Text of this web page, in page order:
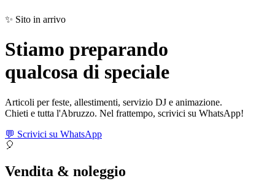
✨ Sito in arrivo
Stiamo preparando
qualcosa di speciale
Articoli per feste, allestimenti, servizio DJ e animazione.
Chieti e tutta l'Abruzzo. Nel frattempo, scrivici su WhatsApp!
💬 Scrivici su WhatsApp
🎈
Vendita & noleggio